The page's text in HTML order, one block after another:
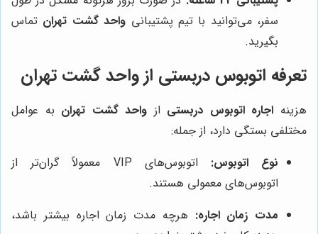
سفر، می‌توانید با تیم پشتیبانی واحد گشت تهران تماس
بگیرید.
تعرفه اتوبوس دربستی از واحد گشت تهران
هزینه اجاره اتوبوس دربستی از واحد گشت تهران به عوامل
مختلفی بستگی دارد، از جمله:
نوع اتوبوس:
اتوبوس‌های VIP معمولاً گران‌تر از
اتوبوس‌های معمولی هستند.
مدت زمان اجاره: هرچه مدت زمان اجاره بیشتر باشد،